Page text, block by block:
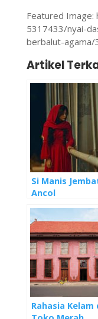
Featured
5317433/nyai-
berbalut-agama/
Artikel
Si Manis
Ancol
Rahasia Kelam